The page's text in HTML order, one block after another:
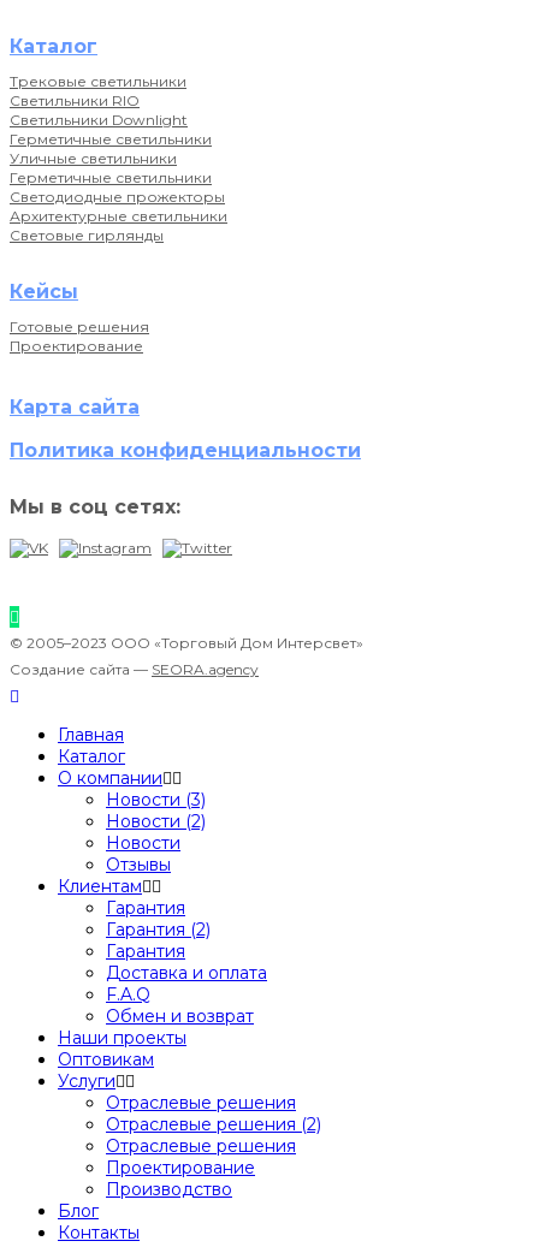
Каталог
Трековые светильники
Светильники RIO
Светильники Downlight
Герметичные светильники
Уличные светильники
Герметичные светильники
Светодиодные прожекторы
Архитектурные светильники
Световые гирлянды
Кейсы
Готовые решения
Проектирование
Карта сайта
Политика конфиденциальности
Мы в соц сетях:
© 2005–2023 ООО «Торговый Дом Интерсвет»
Создание сайта — SEORA.agency
Главная
Каталог
О компании
Новости (3)
Новости (2)
Новости
Отзывы
Клиентам
Гарантия
Гарантия (2)
Гарантия
Доставка и оплата
F.A.Q
Обмен и возврат
Наши проекты
Оптовикам
Услуги
Отраслевые решения
Отраслевые решения (2)
Отраслевые решения
Проектирование
Производство
Блог
Контакты